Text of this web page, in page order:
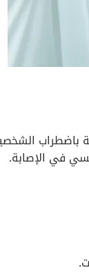
باضطراب
في الإصابة.